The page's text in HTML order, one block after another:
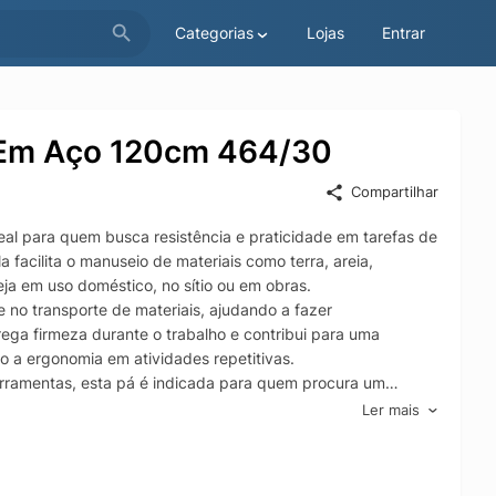
Categorias Lojas Entrar
Aço 120cm 464/30
Compartilhar
para quem busca resistência e praticidade em tarefas de
facilita o manuseio de materiais como terra, areia,
em uso doméstico, no sítio ou em obras.
no transporte de materiais, ajudando a fazer
firmeza durante o trabalho e contribui para uma
a ergonomia em atividades repetitivas.
esta pá é indicada para quem procura um
seu kit de ferramentas, atendendo diferentes tipos de
adequadamente.
Ler mais